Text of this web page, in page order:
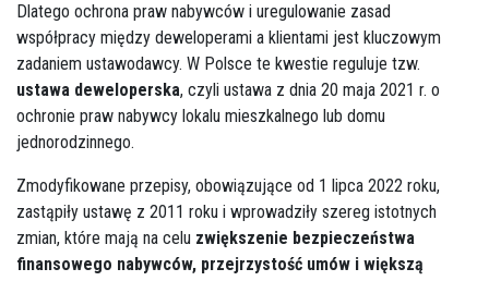
Dlatego ochrona praw nabywców i uregulowanie zasad
współpracy między deweloperami a klientami jest kluczowym
zadaniem ustawodawcy. W Polsce te kwestie reguluje tzw.
ustawa deweloperska, czyli ustawa z dnia 20 maja 2021 r. o
ochronie praw nabywcy lokalu mieszkalnego lub domu
jednorodzinnego.
Zmodyfikowane przepisy, obowiązujące od 1 lipca 2022 roku,
zastąpiły ustawę z 2011 roku i wprowadziły szereg istotnych
zmian, które mają na celu zwiększenie bezpieczeństwa
finansowego nabywców, przejrzystość umów i większą